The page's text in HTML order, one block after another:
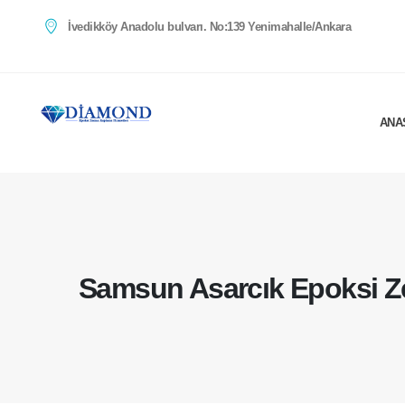
İvedikköy Anadolu bulvarı. No:139 Yenimahalle/Ankara
Samsun Asarcık Epoksi